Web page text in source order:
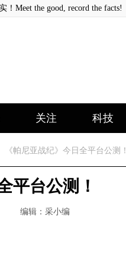
Meet the good, record the facts!
关注 科技
《帕尼亚战纪》今日全平台公测！
平台公测！
编辑：采小编